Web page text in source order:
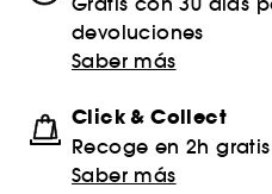
devoluciones
Saber más
Click & Collect
Recoge en 2h
Saber más